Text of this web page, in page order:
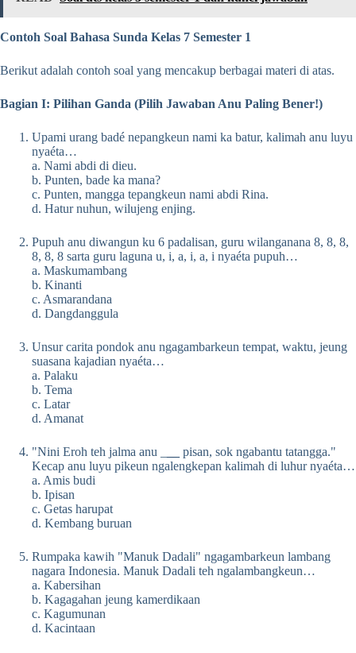
Contoh Soal Bahasa Sunda Kelas 7 Semester 1
Berikut adalah contoh soal yang mencakup berbagai materi di atas.
Bagian I: Pilihan Ganda (Pilih Jawaban Anu Paling Bener!)
Upami urang badé nepangkeun nami ka batur, kalimah anu luyu
nyaéta…
a. Nami abdi di dieu.
b. Punten, bade ka mana?
c. Punten, mangga tepangkeun nami abdi Rina.
d. Hatur nuhun, wilujeng enjing.
Pupuh anu diwangun ku 6 padalisan, guru wilanganana 8, 8, 8,
8, 8, 8 sarta guru laguna u, i, a, i, a, i nyaéta pupuh…
a. Maskumambang
b. Kinanti
c. Asmarandana
d. Dangdanggula
Unsur carita pondok anu ngagambarkeun tempat, waktu, jeung
suasana kajadian nyaéta…
a. Palaku
b. Tema
c. Latar
d. Amanat
"Nini Eroh teh jalma anu _
pisan, sok ngabantu tatangga."
Kecap anu luyu pikeun ngalengkepan kalimah di luhur nyaéta…
a. Amis budi
b. Ipisan
c. Getas harupat
d. Kembang buruan
Rumpaka kawih "Manuk Dadali" ngagambarkeun lambang
nagara Indonesia. Manuk Dadali teh ngalambangkeun…
a. Kabersihan
b. Kagagahan jeung kamerdikaan
c. Kagumunan
d. Kacintaan